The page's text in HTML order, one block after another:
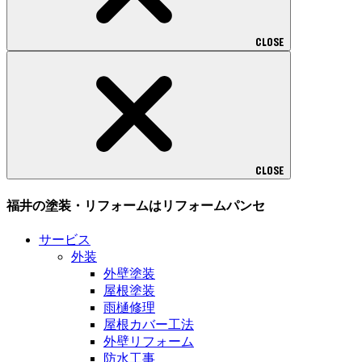
CLOSE
CLOSE
福井の塗装・リフォームはリフォームパンセ
サービス
外装
外壁塗装
屋根塗装
雨樋修理
屋根カバー工法
外壁リフォーム
防水工事